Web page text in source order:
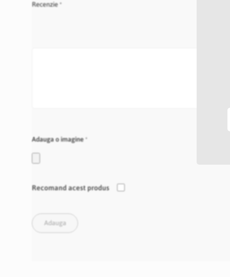
Recenzie
Adauga o imagine
Recomand acest produs
Adauga